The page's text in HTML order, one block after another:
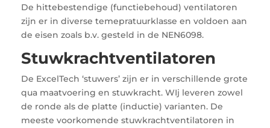
De hittebestendige (functiebehoud) ventilatoren
zijn er in diverse temepratuurklasse en voldoen aan
de eisen zoals b.v. gesteld in de NEN6098.
Stuwkrachtventilatoren
De ExcelTech ‘stuwers’ zijn er in verschillende grote
qua maatvoering en stuwkracht. WIj leveren zowel
de ronde als de platte (inductie) varianten. De
meeste voorkomende stuwkrachtventilatoren in